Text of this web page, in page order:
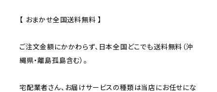
【 おまかせ全国送料無料 】
ご注文金額にかかわらず、日本全国どこでも送料無料（沖
縄県・離島孤島含む）。
宅配業者さん、お届けサービスの種類は当店にお任せにな